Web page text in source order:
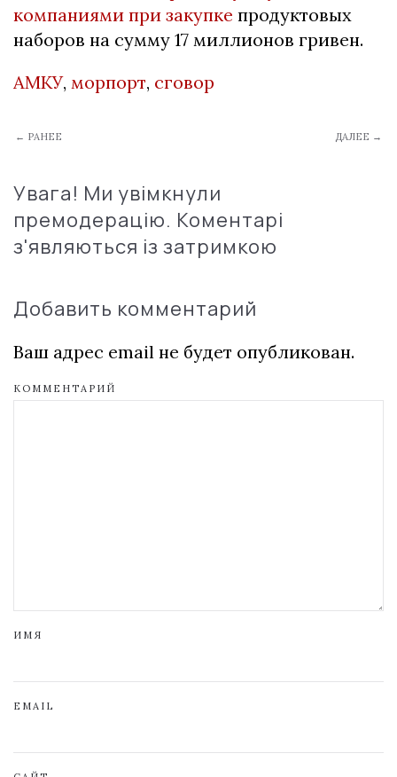
компаниями при закупке продуктовых
наборов на сумму 17 миллионов гривен.
АМКУ, морпорт, сговор
← РАНЕЕ ДАЛЕЕ →
Увага! Ми увімкнули
премодерацію. Коментарі
з'являються із затримкою
Добавить комментарий
Ваш адрес email не будет опубликован.
КОММЕНТАРИЙ
ИМЯ
EMAIL